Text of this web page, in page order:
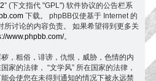
” (下文指代 "GPL") 软件协议的公告栏系
下载。 phpBB仅使基于 Internet 的
所讨论的内容负责。 如果希望得到更多关
www.phpbb.com/。
，粗俗，诽谤，仇恨，威胁，色情的内
家的法律， “文学风” 所在国家的法律，
会使您在未得到通知的情况下被永远禁